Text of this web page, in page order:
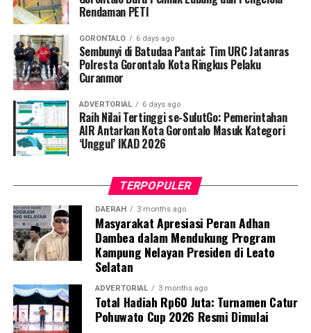
Kota.
Menindaklanjuti laporan korban, Tim URC Jatanras
bergerak cepat melakukan penyelidikan hingga berhasil
mendeteksi keberadaan pelaku dan melakukan
penangkapan tanpa perlawanan. Saat ini pelaku beserta
barang bukti telah diamankan di Mako Polresta
Gorontalo Kota guna menjalani proses hukum lebih
lanjut.
Rendaman PETI
GORONTALO 6 days ago
Sembunyi di Batudaa Pantai: Tim URC Jatanras
Polresta Gorontalo Kota Ringkus Pelaku
Curanmor
ADVERTORIAL 6 days ago
Raih Nilai Tertinggi se-SulutGo: Pemerintahan
AIR Antarkan Kota Gorontalo Masuk Kategori
‘Unggul’ IKAD 2026
TERPOPULER
DAERAH 3 months ago
Masyarakat Apresiasi Peran Adhan
Dambea dalam Mendukung Program
Kampung Nelayan Presiden di Leato
Selatan
ADVERTORIAL 3 months ago
Total Hadiah Rp60 Juta: Turnamen Catur
Pohuwato Cup 2026 Resmi Dimulai